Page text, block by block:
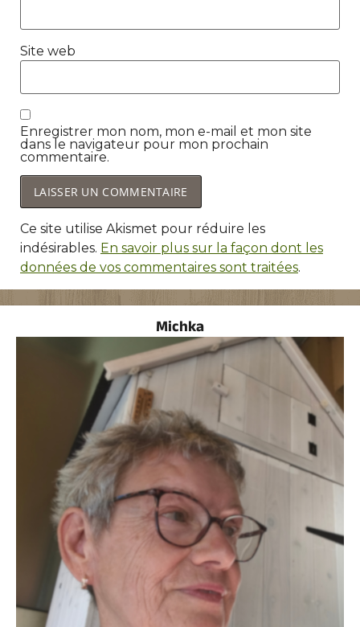
Site web
Enregistrer mon nom, mon e-mail et mon site
dans le navigateur pour mon prochain
commentaire.
Ce site utilise Akismet pour réduire les
indésirables. En savoir plus sur la façon dont les
données de vos commentaires sont traitées.
Michka